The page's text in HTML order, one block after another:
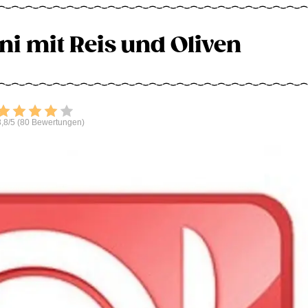
mit Reis und Oliven
Bewerten
5 (80 Bewertungen)